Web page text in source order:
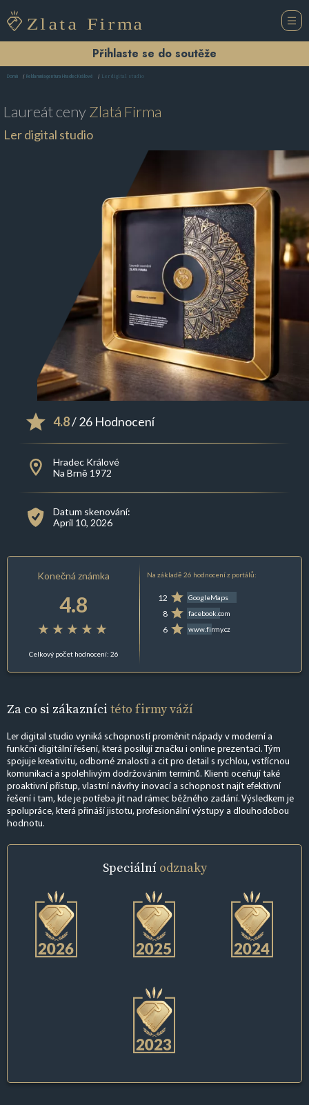
Přihlaste se do soutěže
Domů Reklamní agentura Hradec Králové Ler digital studio
Laureát cenyZlatá Firma
Ler digital studio
4.8/ 26 Hodnocení
Hradec Králové
Na Brně 1972
Datum skenování:
April 10, 2026
Konečná známka
4.8
Celkový počet hodnocení: 26
Na základě 26 hodnocení z portálů:
12 GoogleMaps
8 facebook.com
6 www.firmy.cz
Za co si zákazníci této firmy váží
Ler digital studio vyniká schopností proměnit nápady v moderní a
funkční digitální řešení, která posilují značku i online prezentaci. Tým
spojuje kreativitu, odborné znalosti a cit pro detail s rychlou, vstřícnou
komunikací a spolehlivým dodržováním termínů. Klienti oceňují také
proaktivní přístup, vlastní návrhy inovací a schopnost najít efektivní
řešení i tam, kde je potřeba jít nad rámec běžného zadání. Výsledkem je
spolupráce, která přináší jistotu, profesionální výstupy a dlouhodobou
hodnotu.
Speciální odznaky